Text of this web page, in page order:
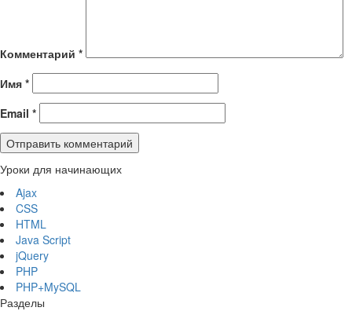
Комментарий *
Имя *
Email *
Уроки для начинающих
Ajax
CSS
HTML
Java Script
jQuery
PHP
PHP+MySQL
Разделы